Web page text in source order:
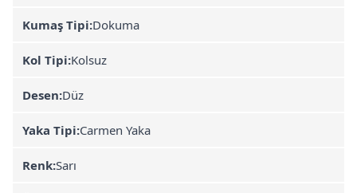
Kumaş Tipi:Dokuma
Kol Tipi:Kolsuz
Desen:Düz
Yaka Tipi:Carmen Yaka
Renk:Sarı